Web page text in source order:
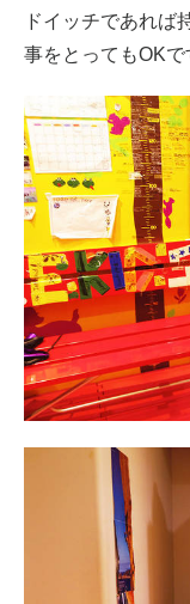
ドイッチであれば
事をとってもOKで